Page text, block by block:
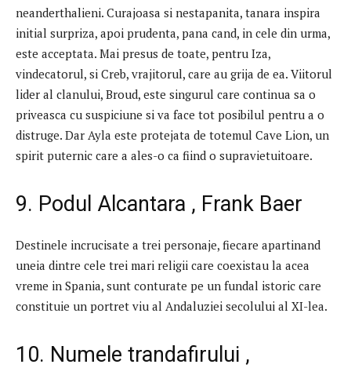
neanderthalieni. Curajoasa si nestapanita, tanara inspira
initial surpriza, apoi prudenta, pana cand, in cele din urma,
este acceptata. Mai presus de toate, pentru Iza,
vindecatorul, si Creb, vrajitorul, care au grija de ea. Viitorul
lider al clanului, Broud, este singurul care continua sa o
priveasca cu suspiciune si va face tot posibilul pentru a o
distruge. Dar Ayla este protejata de totemul Cave Lion, un
spirit puternic care a ales-o ca fiind o supravietuitoare.
9. Podul Alcantara , Frank Baer
Destinele incrucisate a trei personaje, fiecare apartinand
uneia dintre cele trei mari religii care coexistau la acea
vreme in Spania, sunt conturate pe un fundal istoric care
constituie un portret viu al Andaluziei secolului al XI-lea.
10. Numele trandafirului ,